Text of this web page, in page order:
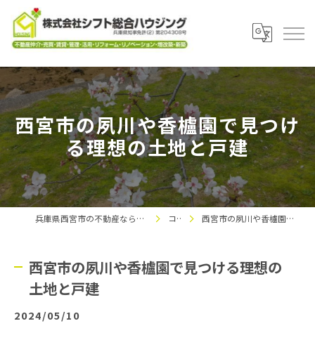
西宮市の夙川や香櫨園で見つけ
る理想の土地と戸建
兵庫県西宮市の不動産なら株式会社シフト総合ハウジング コラム 西宮市の夙川や香櫨園で見つける理想の土地と戸建
西宮市の夙川や香櫨園で見つける理想の
土地と戸建
2024/05/10